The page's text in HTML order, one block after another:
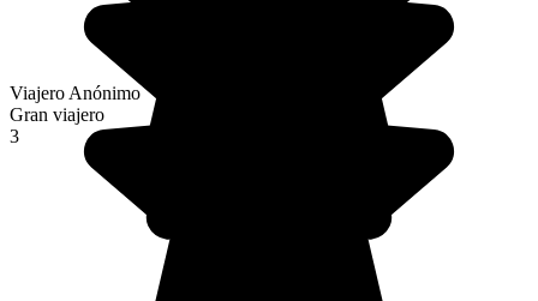
Viajero Anónimo
Gran viajero
3